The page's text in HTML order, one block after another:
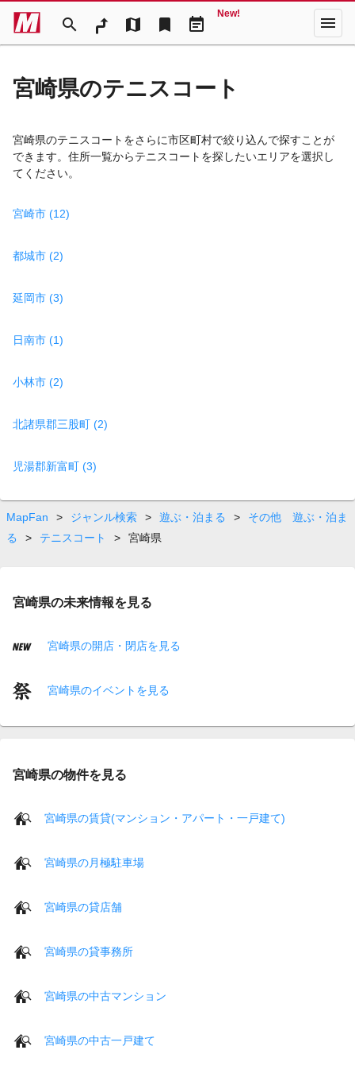
search map bookmark event_note
New! menu
宮崎県のテニスコート
宮崎県のテニスコートをさらに市区町村で絞り込んで探すことが
できます。住所一覧からテニスコートを探したいエリアを選択し
てください。
宮崎市 (12)
都城市 (2)
延岡市 (3)
日南市 (1)
小林市 (2)
北諸県郡三股町 (2)
児湯郡新富町 (3)
MapFan > ジャンル検索 > 遊ぶ・泊まる >
その他 遊ぶ・泊ま
る
> テニスコート > 宮崎県
宮崎県の未来情報を見る
宮崎県の開店・閉店を見る
宮崎県のイベントを見る
宮崎県の物件を見る
宮崎県の賃貸(マンション・アパート・一戸建て)
宮崎県の月極駐車場
宮崎県の貸店舗
宮崎県の貸事務所
宮崎県の中古マンション
宮崎県の中古一戸建て